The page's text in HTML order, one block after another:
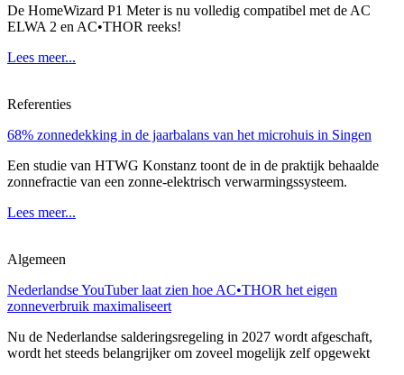
De HomeWizard P1 Meter is nu volledig compatibel met de AC
ELWA 2 en AC•THOR reeks!
Lees meer...
Referenties
68% zonnedekking in de jaarbalans van het microhuis in Singen
Een studie van HTWG Konstanz toont de in de praktijk behaalde
zonnefractie van een zonne-elektrisch verwarmingssysteem.
Lees meer...
Algemeen
Nederlandse YouTuber laat zien hoe AC•THOR het eigen
zonneverbruik maximaliseert
Nu de Nederlandse salderingsregeling in 2027 wordt afgeschaft,
wordt het steeds belangrijker om zoveel mogelijk zelf opgewekt